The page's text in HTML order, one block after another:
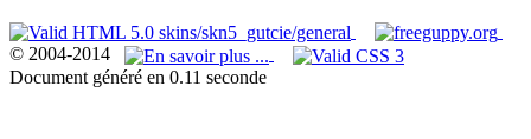
© 2004-2014
Document généré en 0.11 seconde